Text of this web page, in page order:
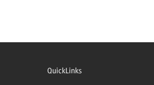
QuickLinks